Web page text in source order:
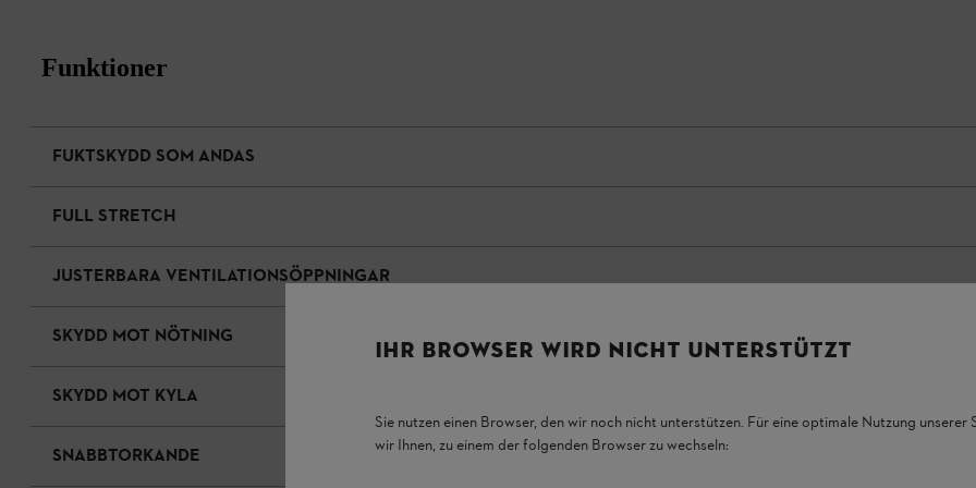
Funktioner
FUKTSKYDD SOM ANDAS
FULL STRETCH
JUSTERBARA VENTILATIONSÖPPNINGAR
SKYDD MOT NÖTNING
SKYDD MOT KYLA
SNABBTORKANDE
IHR BROWSER WIRD NICHT UNTERSTÜTZT
Sie nutzen einen Browser, den wir noch nicht unterstützen. Für eine optimale Nutzung unserer
wir Ihnen, zu einem der folgenden Browser zu wechseln: